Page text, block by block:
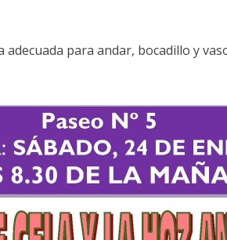
para andar, bocadillo y